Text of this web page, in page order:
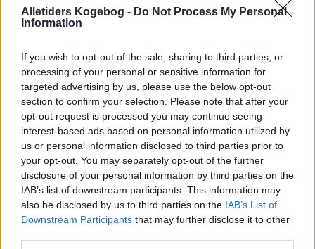
Alletiders Kogebog - Do Not Process My Personal
Information
If you wish to opt-out of the sale, sharing to third parties, or
processing of your personal or sensitive information for
targeted advertising by us, please use the below opt-out
section to confirm your selection. Please note that after your
opt-out request is processed you may continue seeing
interest-based ads based on personal information utilized by
us or personal information disclosed to third parties prior to
your opt-out. You may separately opt-out of the further
disclosure of your personal information by third parties on the
IAB’s list of downstream participants. This information may
also be disclosed by us to third parties on the IAB’s List of
Downstream Participants that may further disclose it to other
serveringen.